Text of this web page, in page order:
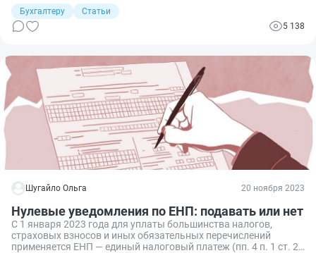
Бухгалтеру
Статьи
5 138
Шугайло Ольга 20 ноября 2023
Нулевые уведомления по ЕНП: подавать или нет
С 1 января 2023 года для уплаты большинства налогов,
страховых взносов и иных обязательных перечислений
применяется ЕНП — единый налоговый платеж (пп. 4 п. 1 ст. 23